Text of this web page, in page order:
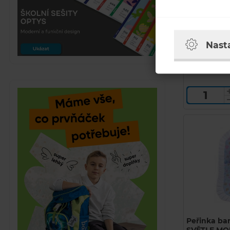
Běžná cena
175 Kč
Peřinka